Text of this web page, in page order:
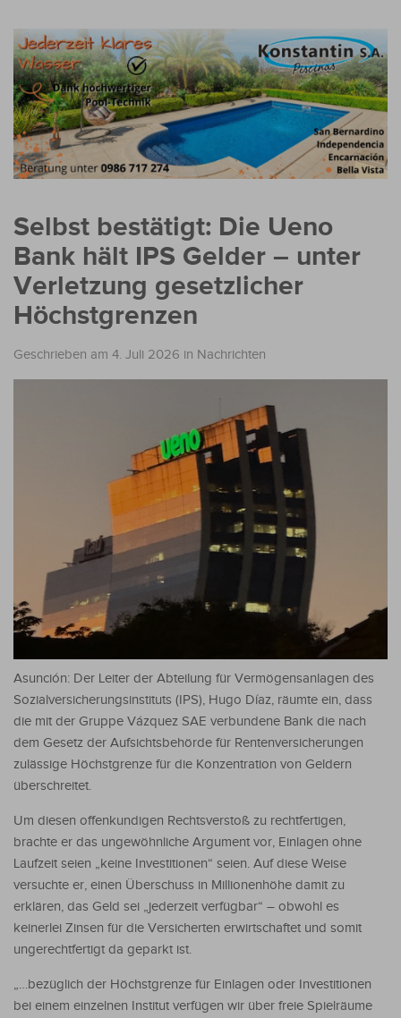
Selbst bestätigt: Die Ueno
Bank hält IPS Gelder – unter
Verletzung gesetzlicher
Höchstgrenzen
Geschrieben am 4. Juli 2026 in Nachrichten
Asunción: Der Leiter der Abteilung für Vermögensanlagen des
Sozialversicherungsinstituts (IPS), Hugo Díaz, räumte ein, dass
die mit der Gruppe Vázquez SAE verbundene Bank die nach
dem Gesetz der Aufsichtsbehörde für Rentenversicherungen
zulässige Höchstgrenze für die Konzentration von Geldern
überschreitet.
Um diesen offenkundigen Rechtsverstoß zu rechtfertigen,
brachte er das ungewöhnliche Argument vor, Einlagen ohne
Laufzeit seien „keine Investitionen“ seien. Auf diese Weise
versuchte er, einen Überschuss in Millionenhöhe damit zu
erklären, das Geld sei „jederzeit verfügbar“ – obwohl es
keinerlei Zinsen für die Versicherten erwirtschaftet und somit
ungerechtfertigt da geparkt ist.
„…bezüglich der Höchstgrenze für Einlagen oder Investitionen
bei einem einzelnen Institut verfügen wir über freie Spielräume